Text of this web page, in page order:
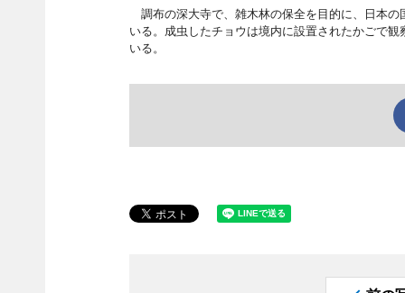
調布の深大寺で、雑木林の保全を目的に、日本の
いる。成虫したチョウは境内に設置されたかごで
いる。